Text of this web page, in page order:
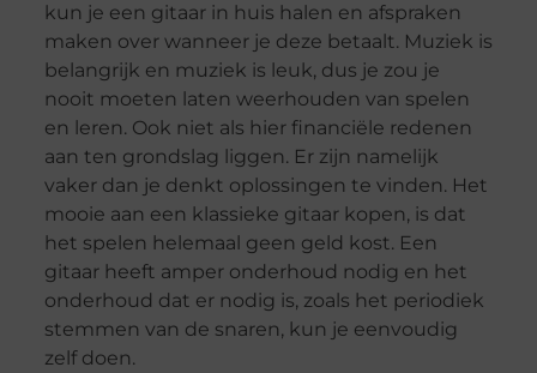
kun je een gitaar in huis halen en afspraken
maken over wanneer je deze betaalt. Muziek is
belangrijk en muziek is leuk, dus je zou je
nooit moeten laten weerhouden van spelen
en leren. Ook niet als hier financiële redenen
aan ten grondslag liggen. Er zijn namelijk
vaker dan je denkt oplossingen te vinden. Het
mooie aan een klassieke gitaar kopen, is dat
het spelen helemaal geen geld kost. Een
gitaar heeft amper onderhoud nodig en het
onderhoud dat er nodig is, zoals het periodiek
stemmen van de snaren, kun je eenvoudig
zelf doen.